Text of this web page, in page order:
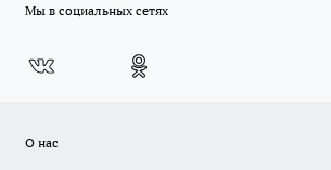
Мы в социальных сетях
О нас